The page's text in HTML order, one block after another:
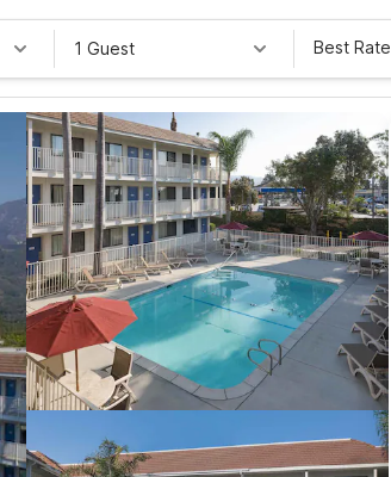
1 Guest Best Rate